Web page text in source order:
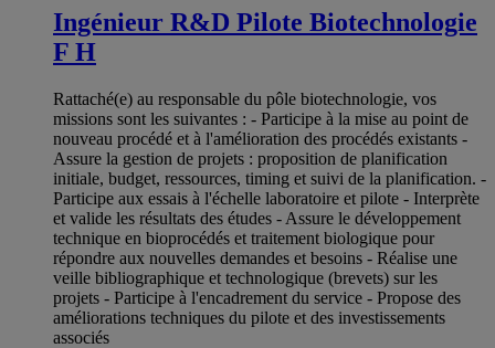
Ingénieur R&D Pilote Biotechnologie
F H
Rattaché(e) au responsable du pôle biotechnologie, vos
missions sont les suivantes : - Participe à la mise au point de
nouveau procédé et à l'amélioration des procédés existants -
Assure la gestion de projets : proposition de planification
initiale, budget, ressources, timing et suivi de la planification. -
Participe aux essais à l'échelle laboratoire et pilote - Interprète
et valide les résultats des études - Assure le développement
technique en bioprocédés et traitement biologique pour
répondre aux nouvelles demandes et besoins - Réalise une
veille bibliographique et technologique (brevets) sur les
projets - Participe à l'encadrement du service - Propose des
améliorations techniques du pilote et des investissements
associés